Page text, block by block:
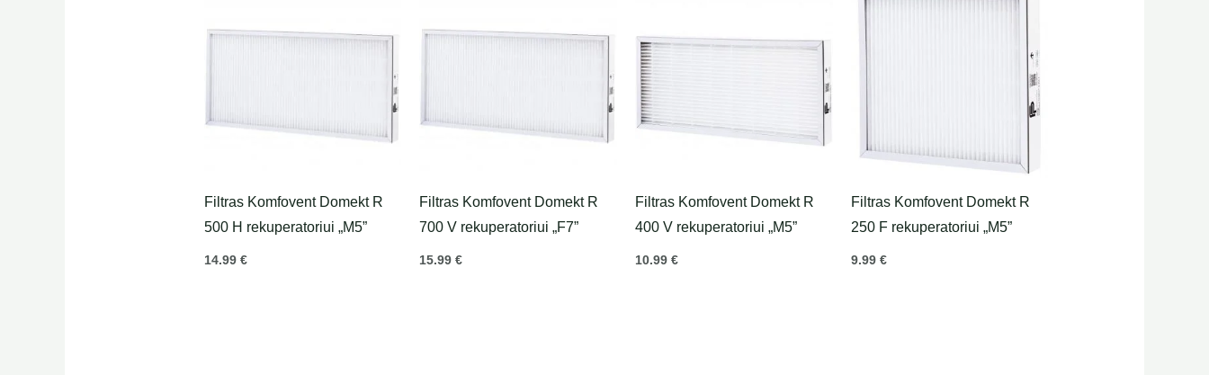
Filtras Komfovent Domekt R
500 H rekuperatoriui „M5”
14.99 €
Filtras Komfovent Domekt R
700 V rekuperatoriui „F7”
15.99€
Filtras Komfovent Domekt R
400 V rekuperatoriui „M5”
10.99 €
Filtras Komfovent Domekt R
250 F rekuperatoriui „M5”
9.99 €